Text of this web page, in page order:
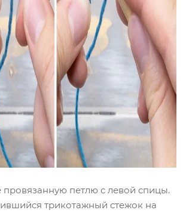
провязанную петлю с левой спицы.
трикотажный стежок на